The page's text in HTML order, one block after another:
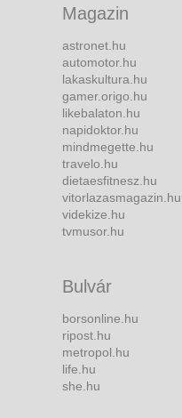
Magazin
astronet.hu
automotor.hu
lakaskultura.hu
gamer.origo.hu
likebalaton.hu
napidoktor.hu
mindmegette.hu
travelo.hu
dietaesfitnesz.hu
vitorlazasmagazin.hu
videkize.hu
tvmusor.hu
Bulvár
borsonline.hu
ripost.hu
metropol.hu
life.hu
she.hu